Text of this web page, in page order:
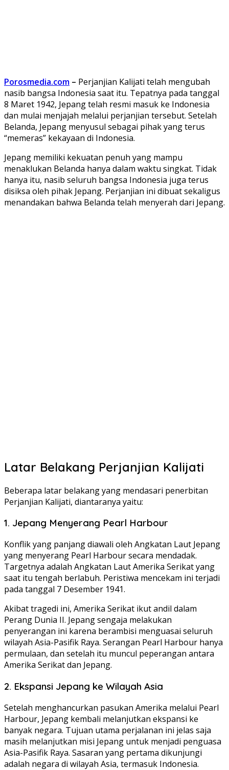
Porosmedia.com – Perjanjian Kalijati telah mengubah
nasib bangsa Indonesia saat itu. Tepatnya pada tanggal
8 Maret 1942, Jepang telah resmi masuk ke Indonesia
dan mulai menjajah melalui perjanjian tersebut. Setelah
Belanda, Jepang menyusul sebagai pihak yang terus
“memeras” kekayaan di Indonesia.
Jepang memiliki kekuatan penuh yang mampu
menaklukan Belanda hanya dalam waktu singkat. Tidak
hanya itu, nasib seluruh bangsa Indonesia juga terus
disiksa oleh pihak Jepang. Perjanjian ini dibuat sekaligus
menandakan bahwa Belanda telah menyerah dari Jepang.
Latar Belakang Perjanjian Kalijati
Beberapa latar belakang yang mendasari penerbitan
Perjanjian Kalijati, diantaranya yaitu:
1. Jepang Menyerang Pearl Harbour
Konflik yang panjang diawali oleh Angkatan Laut Jepang
yang menyerang Pearl Harbour secara mendadak.
Targetnya adalah Angkatan Laut Amerika Serikat yang
saat itu tengah berlabuh. Peristiwa mencekam ini terjadi
pada tanggal 7 Desember 1941.
Akibat tragedi ini, Amerika Serikat ikut andil dalam
Perang Dunia II. Jepang sengaja melakukan
penyerangan ini karena berambisi menguasai seluruh
wilayah Asia-Pasifik Raya. Serangan Pearl Harbour hanya
permulaan, dan setelah itu muncul peperangan antara
Amerika Serikat dan Jepang.
2. Ekspansi Jepang ke Wilayah Asia
Setelah menghancurkan pasukan Amerika melalui Pearl
Harbour, Jepang kembali melanjutkan ekspansi ke
banyak negara. Tujuan utama perjalanan ini jelas saja
masih melanjutkan misi Jepang untuk menjadi penguasa
Asia-Pasifik Raya. Sasaran yang pertama dikunjungi
adalah negara di wilayah Asia, termasuk Indonesia.